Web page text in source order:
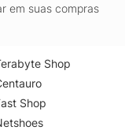
em suas compras
Shop
Shop